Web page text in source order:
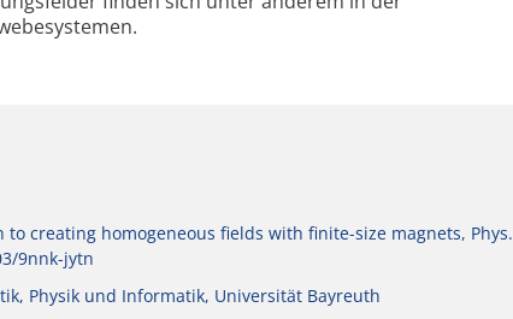
to creating homogeneous fields with finite-size magnets, Phys.
9nnk-jytn
Physik und Informatik, Universität Bayreuth